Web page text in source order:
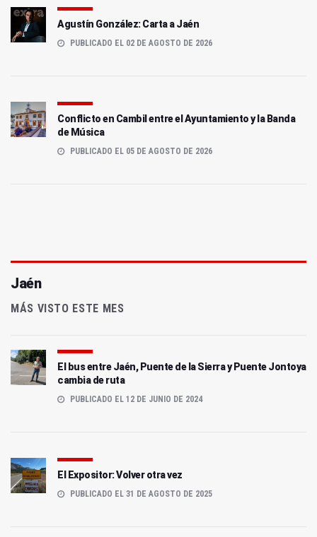
Agustín González: Carta a Jaén
PUBLICADO EL 02 DE AGOSTO DE 2026
Conflicto en Cambil entre el Ayuntamiento y la Banda
de Música
PUBLICADO EL 05 DE AGOSTO DE 2026
Jaén
MÁS VISTO ESTE MES
El bus entre Jaén, Puente de la Sierra y Puente Jontoya
cambia de ruta
PUBLICADO EL 12 DE JUNIO DE 2024
El Expositor: Volver otra vez
PUBLICADO EL 31 DE AGOSTO DE 2025